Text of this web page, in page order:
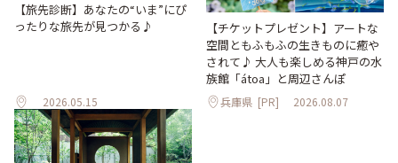
【旅先診断】あなたの“いま”にぴ
ったりな旅先が見つかる♪
2026.05.15
【チケットプレゼント】アートな
空間ともふもふの生きものに癒や
されて♪ 大人も楽しめる神戸の水
族館「átoa」と周辺さんぽ
兵庫県 [PR] 2026.08.07